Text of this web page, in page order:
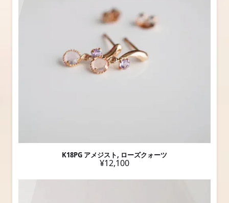
K18PG アメジスト, ローズクォーツ
¥12,100